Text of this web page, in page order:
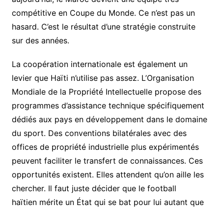
compétitive en Coupe du Monde. Ce n’est pas un
hasard. C’est le résultat d’une stratégie construite
sur des années.
La coopération internationale est également un
levier que Haïti n’utilise pas assez. L’Organisation
Mondiale de la Propriété Intellectuelle propose des
programmes d’assistance technique spécifiquement
dédiés aux pays en développement dans le domaine
du sport. Des conventions bilatérales avec des
offices de propriété industrielle plus expérimentés
peuvent faciliter le transfert de connaissances. Ces
opportunités existent. Elles attendent qu’on aille les
chercher. Il faut juste décider que le football
haïtien mérite un État qui se bat pour lui autant que